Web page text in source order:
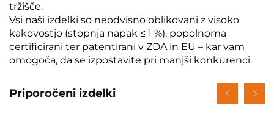
tržišče.
Vsi naši izdelki so neodvisno oblikovani z visoko
kakovostjo (stopnja napak ≤ 1 %), popolnoma
certificirani ter patentirani v ZDA in EU – kar vam
omogoča, da se izpostavite pri manjši konkurenci.
Priporočeni izdelki